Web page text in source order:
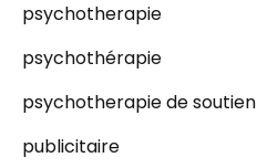
psychotherapie
psychothérapie
psychotherapie de soutien
publicitaire